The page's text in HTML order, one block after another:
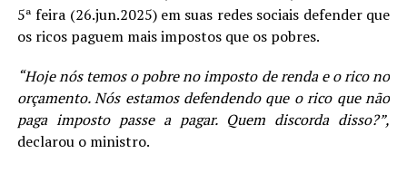
5ª feira (26.jun.2025) em suas redes sociais defender que
os ricos paguem mais impostos que os pobres.
“Hoje nós temos o pobre no imposto de renda e o rico no
orçamento. Nós estamos defendendo que o rico que não
paga imposto passe a pagar. Quem discorda disso?”,
declarou o ministro.